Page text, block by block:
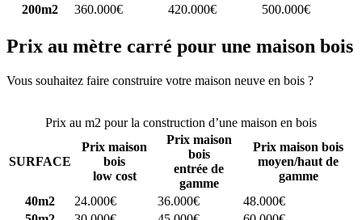
200m2
360.000€ 420.000€ 500.000€
Prix au mètre carré pour une maison bois
Vous souhaitez faire construire votre maison neuve en bois ?
Prix au m2 pour la construction d’une maison en bois
SURFACE
Prix maison
bois
low cost
Prix maison
bois
entrée de
gamme
Prix maison bois
moyen/haut de
gamme
40m2
24.000€ 36.000€
48.000€